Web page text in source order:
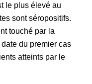
le plus élevé au
sont séropositifs.
touché par la
du premier cas
atteints par le